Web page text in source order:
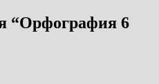
“Орфография 6